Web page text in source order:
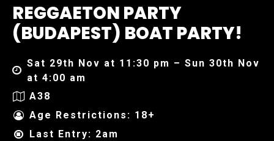
REGGAETON PARTY
(BUDAPEST) BOAT PARTY!
Sat 29th Nov at 11:30 pm – Sun 30th Nov
at 4:00 am
A38
Age Restrictions: 18+
Last Entry: 2am